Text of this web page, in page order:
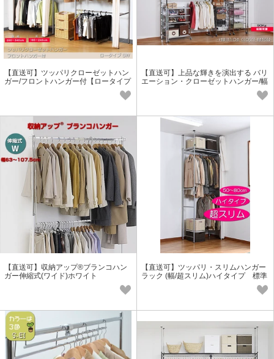
【直送可】ツッパリクローゼットハン
ガー/フロントハンガー付【ロータイプ
【直送可】上品な輝きを演出する バリ
エーション・クローゼットハンガー/幅
【直送可】収納アップ®ブランコハン
ガー伸縮式(ワイド)ホワイト
【直送可】ツッパリ・スリムハンガー
ラック (幅/超スリム)ハイタイプ 標準